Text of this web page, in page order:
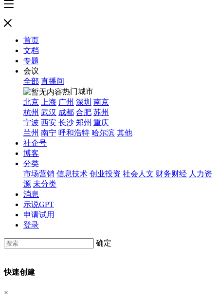
首页
文档
专题
会议
全部 直播间
热门城市
北京
上海 广州 深圳 南京
杭州 武汉 成都 合肥 苏州
宁波 西安 长沙 郑州 重庆
兰州 南宁 呼和浩特 哈尔滨 其他
社企号
博客
分类
市场营销 信息技术 创业投资 社会人文 财务财经 人力资
源 未分类
消息
示说GPT
申请试用
登录
确定
快速创建
×